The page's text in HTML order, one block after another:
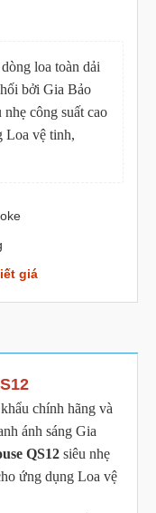
loa toàn dải
bởi Gia Bảo
công suất cao
Loa vệ tinh,
giá
chính hãng và
ánh sáng Gia
QS12 siêu nhẹ
ứng dụng Loa vệ